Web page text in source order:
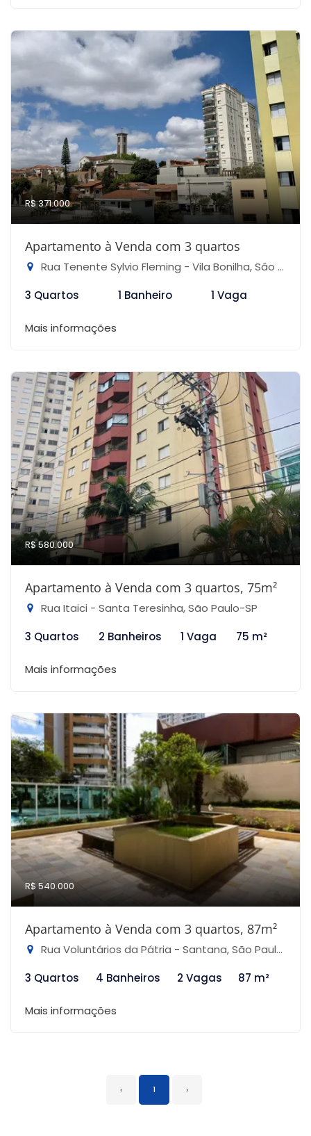
R$ 371.000
Apartamento à Venda com 3 quartos
Rua Tenente Sylvio Fleming - Vila Bonilha, São Paulo-SP
3 Quartos
1 Banheiro 1 Vaga
Mais informações
R$ 580.000
Apartamento à Venda com 3 quartos, 75m²
Rua Itaici - Santa Teresinha, São Paulo-SP
3 Quartos
2 Banheiros 1 Vaga 75 m²
Mais informações
R$ 540.000
Apartamento à Venda com 3 quartos, 87m²
Rua Voluntários da Pátria - Santana, São Paulo-SP
3 Quartos
4 Banheiros 2 Vagas 87 m²
Mais informações
‹ 1 ›